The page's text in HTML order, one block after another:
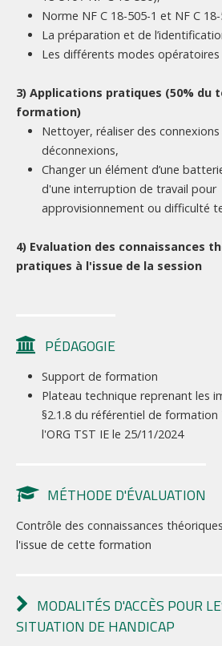
Norme NF C 18-505-1 et NF C 18-
La préparation et de
Les différents modes opératoires
3) Applications pratiques (50% du
formation)
Nettoyer, réaliser des
déconnexions,
Changer un élément d’une
d'une interruption de travail pour
approvisionnement ou difficulté
4) Evaluation des connaissances
pratiques à l'issue de la session
PÉDAGOGIE
Support de formation
Plateau technique reprenant les
§2.1.8 du référentiel de formation
l'ORG TST IE le 25/11/2024
MÉTHODE D'ÉVALUATION
Contrôle des connaissances
l'issue de cette formation
MODALITÉS D'ACCÈS POUR
SITUATION DE HANDICAP